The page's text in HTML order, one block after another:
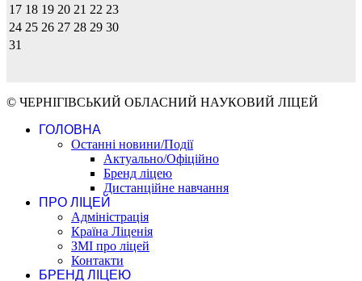
17 18 19 20 21 22 23
24 25 26 27 28 29 30
31
© ЧЕРНІГІВСЬКИЙ ОБЛАСНИЙ НАУКОВИЙ ЛІЦЕЙ
ГОЛОВНА
Останні новини/Події
Актуально/Офіційно
Бренд ліцею
Дистанційне навчання
ПРО ЛІЦЕЙ
Адміністрація
Країна Ліценія
ЗМІ про ліцей
Контакти
БРЕНД ЛІЦЕЮ